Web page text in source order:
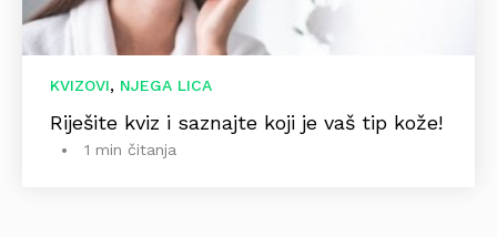
KVIZOVI, NJEGA LICA
Riješite kviz i saznajte koji je vaš tip kože!
1 min čitanja